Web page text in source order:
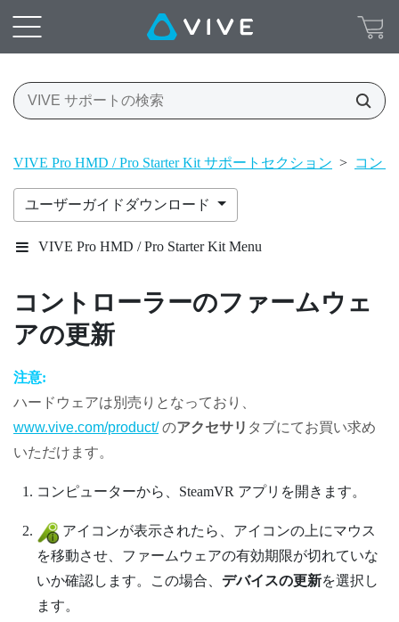
VIVE Pro HMD / Pro Starter Kit サポートセクション > コン
ユーザーガイドダウンロード
VIVE Pro HMD / Pro Starter Kit Menu
コントローラーのファームウェ
アの更新
注意:
ハードウェアは別売りとなっており、
www.vive.com/product/のアクセサリ タブにてお買い求め
いただけます。
コンピューターから、 SteamVR アプリを開きます。
アイコンが表示されたら、アイコンの上にマウス
を移動させ、ファームウェアの有効期限が切れていな
いか確認します。この場合、 デバイスの更新を選択し
ます。